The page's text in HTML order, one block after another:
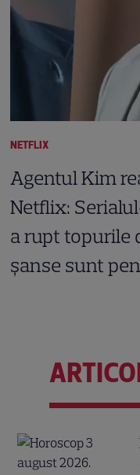
NETFLIX
Agentul Kim
Netflix:
a rupt topurile
șanse sunt